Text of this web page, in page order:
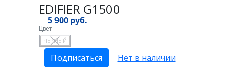
EDIFIER G1500
5 900 руб.
Цвет
ЧЕРНЫЙ
Подписаться Нет в наличии